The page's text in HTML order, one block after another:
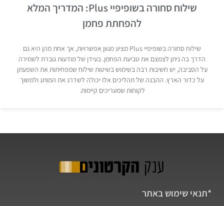
שילוח סחורה בשופיפיי Plus: המדריך המלא
להפחתת פחמן
שילוח סחורה בשופיפיי Plus מציע מגוון אפשרויות, אך אחת מהן היא גם
הדרך בה ניתן לצמצם את טביעת הפחמן. בעידן של מודעות גוברת לשמירה
על הסביבה, יש חשיבות רבה בשימוש בשיטות שילוח שמפחיתות את השפעתן
על כדור הארץ. ההבנה של תהליכים אלו יכולה לשדרג את המותג ולמשוך
לקוחות שמעריכים קיימות.
*תנאי שימוש באתר